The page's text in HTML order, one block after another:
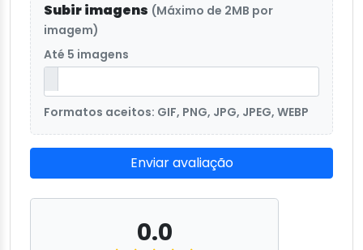
Subir imagens (Máximo de 2MB por
imagem)
Até 5 imagens
Formatos aceitos: GIF, PNG, JPG, JPEG, WEBP
Enviar avaliação
0.0